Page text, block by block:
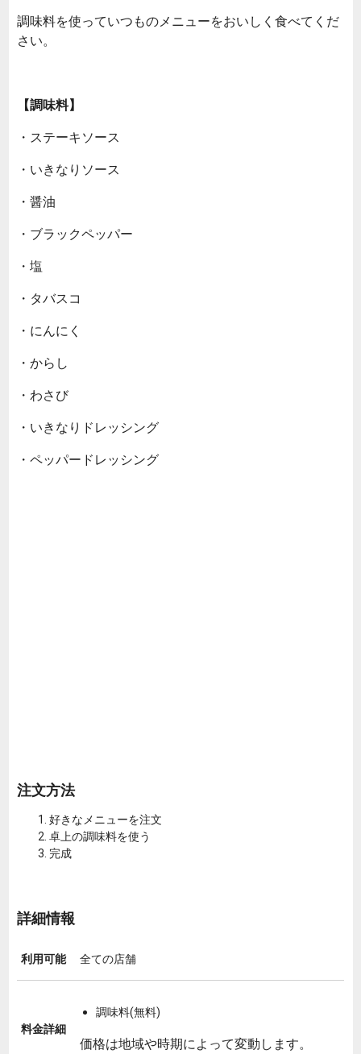
調味料を使っていつものメニューをおいしく食べてくだ
さい。
【調味料】
・ステーキソース
・いきなりソース
・醤油
・ブラックペッパー
・塩
・タバスコ
・にんにく
・からし
・わさび
・いきなりドレッシング
・ペッパードレッシング
注文方法
好きなメニューを注文
卓上の調味料を使う
完成
詳細情報
利用可能 全ての店舗
料金詳細
調味料(無料)
価格は地域や時期によって変動します。